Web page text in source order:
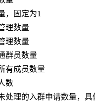
，固定为1
理数量
理数量
群员数量
有成员数量
数
处理的入群申请数量，具